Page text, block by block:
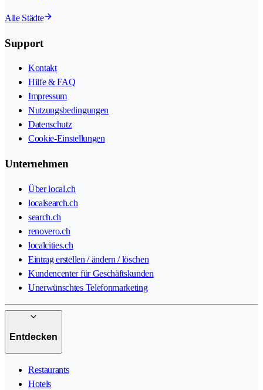
Alle Städte
Support
Kontakt
Hilfe & FAQ
Impressum
Nutzungsbedingungen
Datenschutz
Cookie-Einstellungen
Unternehmen
Über local.ch
localsearch.ch
search.ch
renovero.ch
localcities.ch
Eintrag erstellen / ändern / löschen
Kundencenter für Geschäftskunden
Unerwünschtes Telefonmarketing
Entdecken
Restaurants
Hotels